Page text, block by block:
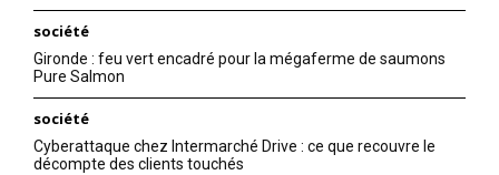
société
Gironde : feu vert encadré pour la mégaferme de saumons
Pure Salmon
société
Cyberattaque chez Intermarché Drive : ce que recouvre le
décompte des clients touchés